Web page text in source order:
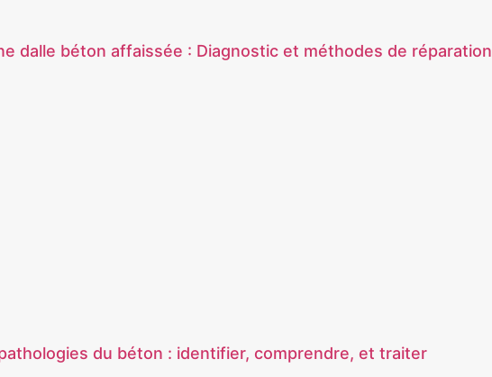
dalle béton affaissée : Diagnostic et méthodes de réparation
du béton : identifier, comprendre, et traiter